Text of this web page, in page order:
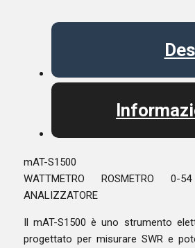
mAT-S1500
WATTMETRO ROSMETRO
ANALIZZATORE
Il mAT-S1500 è uno strumento
progettato per misurare SWR e